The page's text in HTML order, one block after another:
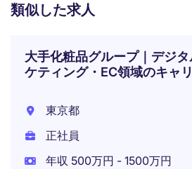
類似した求人
大手化粧品グループ｜デジ
ケティング・EC領域のキャ
東京都
正社員
年収 500万円 - 1500万円